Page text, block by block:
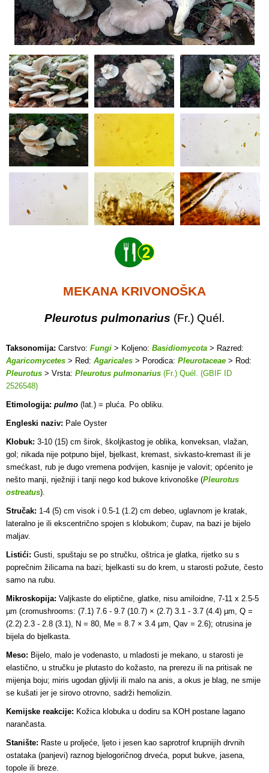
MEKANA KRIVONOŠKA
Pleurotus pulmonarius (Fr.) Quél.
Taksonomija: Carstvo: Fungi > Koljeno: Basidiomycota > Razred:
Agaricomycetes > Red: Agaricales > Porodica: Pleurotaceae > Rod:
Pleurotus > Vrsta: Pleurotus pulmonarius (Fr.) Quél. (GBIF ID
2526548)
Etimologija: pulmo (lat.) = pluća. Po obliku.
Engleski naziv: Pale Oyster
Klobuk: 3-10 (15) cm širok, školjkastog je oblika, konveksan, vlažan,
gol; nikada nije potpuno bijel, bjelkast, kremast, sivkasto-kremast ili je
smećkast, rub je dugo vremena podvijen, kasnije je valovit; općenito je
nešto manji, nježniji i tanji nego kod bukove krivonoške (Pleurotus
ostreatus).
Stručak: 1-4 (5) cm visok i 0.5-1 (1.2) cm debeo, uglavnom je kratak,
lateralno je ili ekscentrično spojen s klobukom; čupav, na bazi je bijelo
maljav.
Listići: Gusti, spuštaju se po stručku, oštrica je glatka, rijetko su s
poprečnim žilicama na bazi; bjelkasti su do krem, u starosti požute, često
samo na rubu.
Mikroskopija: Valjkaste do eliptične, glatke, nisu amiloidne, 7-11 x 2.5-5
µm (cromushrooms: (7.1) 7.6 - 9.7 (10.7) × (2.7) 3.1 - 3.7 (4.4) µm, Q =
(2.2) 2.3 - 2.8 (3.1), N = 80, Me = 8.7 × 3.4 µm, Qav = 2.6); otrusina je
bijela do bjelkasta.
Meso: Bijelo, malo je vodenasto, u mladosti je mekano, u starosti je
elastično, u stručku je plutasto do kožasto, na prerezu ili na pritisak ne
mijenja boju; miris ugodan gljivlji ili malo na anis, a okus je blag, ne smije
se kušati jer je sirovo otrovno, sadrži hemolizin.
Kemijske reakcije: Kožica klobuka u dodiru sa KOH postane lagano
narančasta.
Stanište: Raste u proljeće, ljeto i jesen kao saprotrof krupnijih drvnih
ostataka (panjevi) raznog bjelogoričnog drveća, poput bukve, jasena,
topole ili breze.